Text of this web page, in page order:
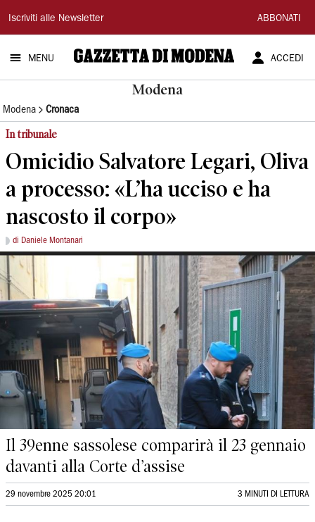
Gazzetta
di
Modena
Iscriviti alle Newsletter ABBONATI
MENU ACCEDI
Modena
Modena Cronaca
In tribunale
Omicidio Salvatore Legari, Oliva
a processo: «L’ha ucciso e ha
nascosto il corpo»
di Daniele Montanari
Il 39enne sassolese comparirà il 23 gennaio
davanti alla Corte d’assise
29 novembre 2025 20:01 3 MINUTI DI LETTURA